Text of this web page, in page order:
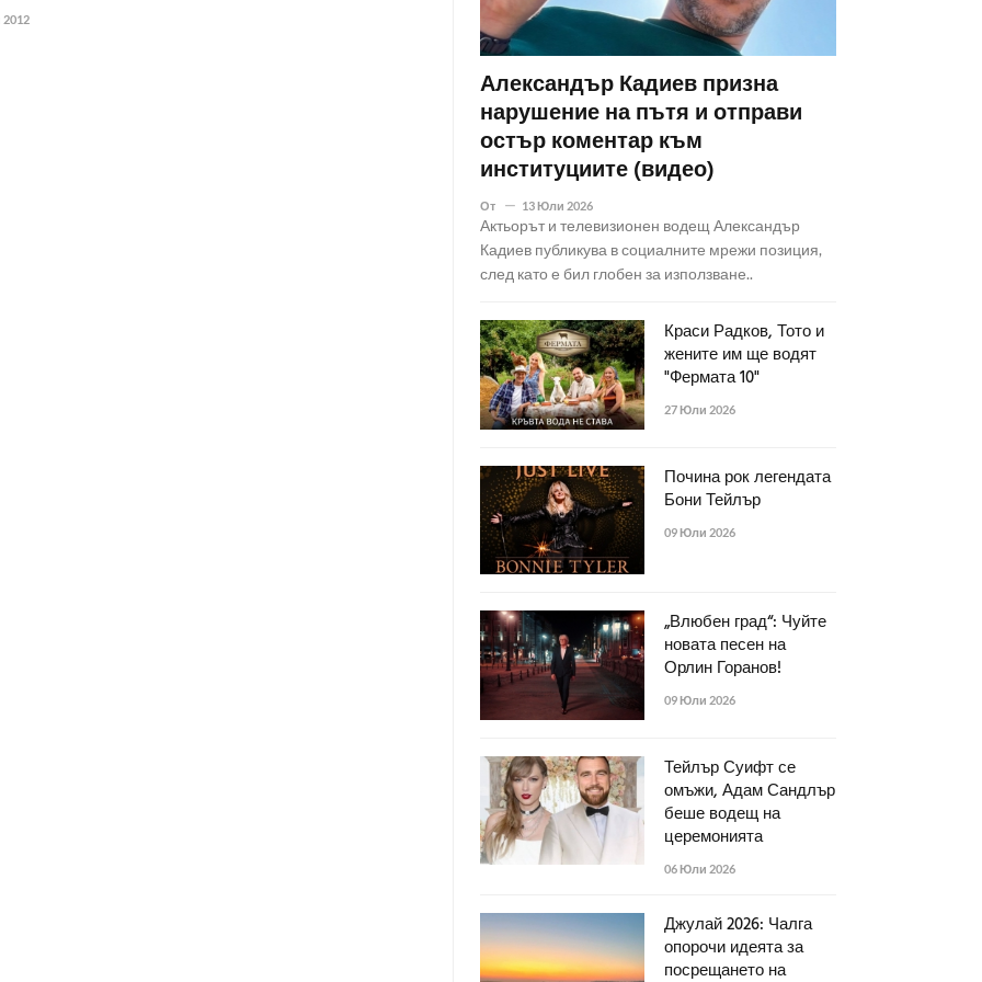
Александър Кадиев призна
нарушение на пътя и отправи
остър коментар към
институциите (видео)
От 13 Юли 2026
Актьорът и телевизионен водещ Александър
Кадиев публикува в социалните мрежи позиция,
след като е бил глобен за използване..
Краси Радков, Тото и
жените им ще водят
"Фермата 10"
27 Юли 2026
Почина рок легендата
Бони Тейлър
09 Юли 2026
„Влюбен град“: Чуйте
новата песен на
Орлин Горанов!
09 Юли 2026
Тейлър Суифт се
омъжи, Адам Сандлър
беше водещ на
церемонията
06 Юли 2026
Джулай 2026: Чалга
опорочи идеята за
посрещането на